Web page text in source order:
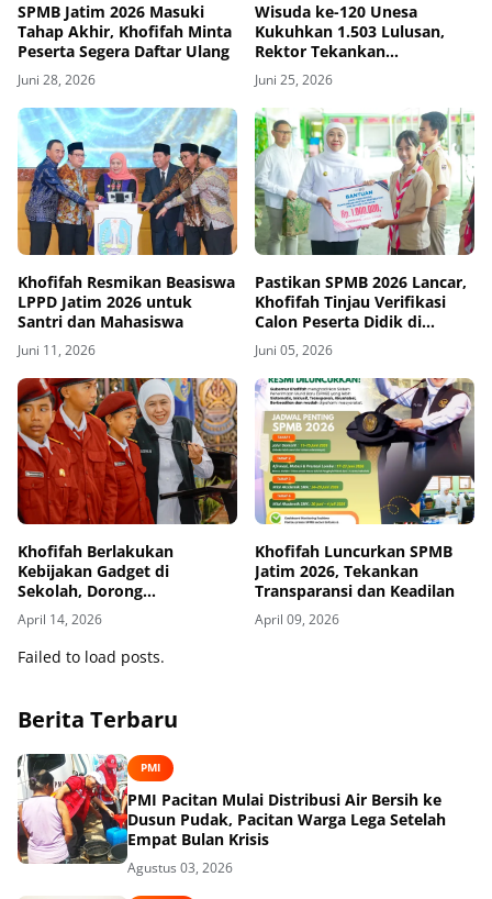
SPMB Jatim 2026 Masuki
Tahap Akhir, Khofifah Minta
Peserta Segera Daftar Ulang
Juni 28, 2026
Wisuda ke-120 Unesa
Kukuhkan 1.503 Lulusan,
Rektor Tekankan
Pentingnya Ketangguhan
dan Adaptasi
Juni 25, 2026
Khofifah Resmikan Beasiswa
LPPD Jatim 2026 untuk
Santri dan Mahasiswa
Juni 11, 2026
Pastikan SPMB 2026 Lancar,
Khofifah Tinjau Verifikasi
Calon Peserta Didik di
Madiun
Juni 05, 2026
Khofifah Berlakukan
Kebijakan Gadget di
Sekolah, Dorong
Pembelajaran Lebih Sehat
April 14, 2026
Khofifah Luncurkan SPMB
Jatim 2026, Tekankan
Transparansi dan Keadilan
April 09, 2026
Failed to load posts.
Berita Terbaru
PMI
PMI Pacitan Mulai Distribusi Air Bersih ke
Dusun Pudak, Pacitan Warga Lega Setelah
Empat Bulan Krisis
Agustus 03, 2026